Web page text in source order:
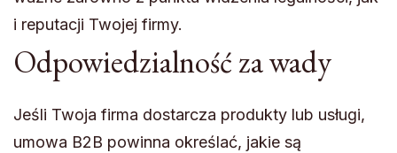
i reputacji Twojej firmy.
Odpowiedzialność za wady
Jeśli Twoja firma dostarcza produkty lub usługi,
umowa B2B powinna określać, jakie są